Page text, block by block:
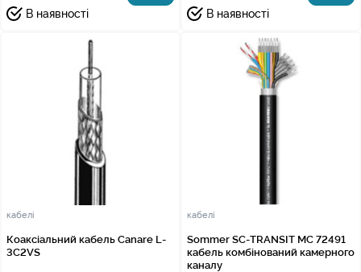
В наявності В наявності
кабелі
Коаксіальний кабель Canare L-
3C2VS
кабелі
Sommer SC-TRANSIT MC 72491
кабель комбінований камерного
каналу